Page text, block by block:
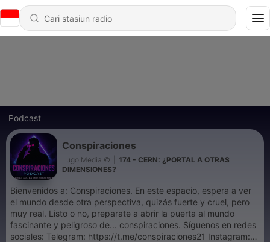
Podcast
Conspiraciones
Lugo Media ©
174 - CERN: ¿PORTAL A OTRAS
DIMENSIONES?
Bienvenidos a: Conspiraciones. En este espacio, espera a ver
el mundo desde otra perspectiva, quizás fuerte y cruel, pero
muy real. Listo o no, preparate a abrir la puerta al mundo
fascinante y peligroso de... conspiraciones. Síguenos en redes
sociales: Telegram: ⁠⁠⁠⁠⁠⁠https://t.me/conspiraciones21 Instagram: